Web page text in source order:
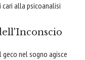
alla psicoanalisi
nel sogno agisce